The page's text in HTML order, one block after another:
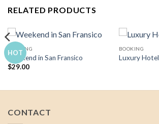
RELATED PRODUCTS
HOT
BOOKING
Weekend in San Fransico
$29.00
BOOKING
Luxury Hotel
CONTACT